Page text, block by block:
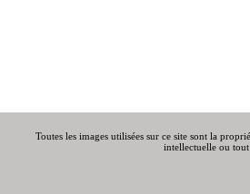
Toutes les images utilisées sur ce site sont la
intellectuelle ou